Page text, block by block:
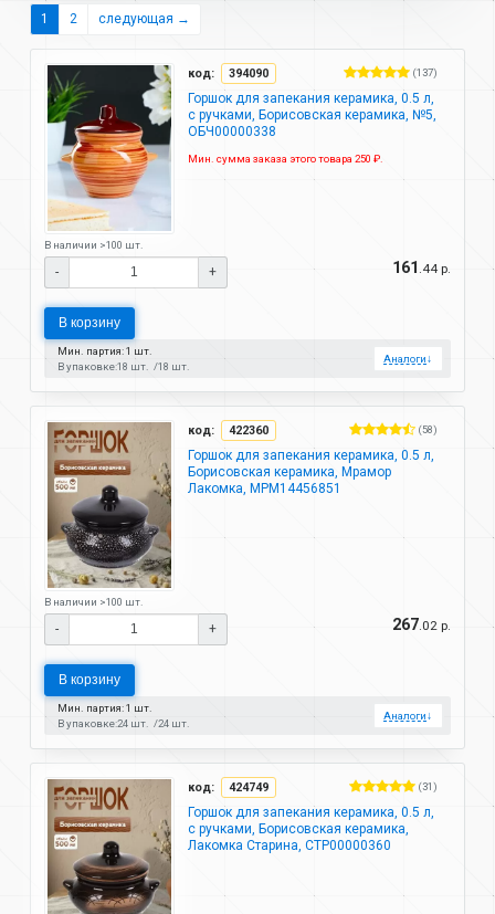
1 2 следующая →
код: 394090 (137)
Горшок для запекания керамика, 0.5 л,
с ручками, Борисовская керамика, №5,
ОБЧ00000338
Мин. сумма заказа этого товара 250 ₽.
В наличии >100 шт.
- + 161 .44 р.
В корзину
Мин. партия: 1 шт.
В упаковке:18 шт. 18 шт.
Аналоги↓
код: 422360 (58)
Горшок для запекания керамика, 0.5 л,
Борисовская керамика, Мрамор
Лакомка, МРМ14456851
В наличии >100 шт.
- + 267 .02 р.
В корзину
Мин. партия: 1 шт.
В упаковке:24 шт. 24 шт.
Аналоги↓
код: 424749 (31)
Горшок для запекания керамика, 0.5 л,
с ручками, Борисовская керамика,
Лакомка Старина, СТР00000360